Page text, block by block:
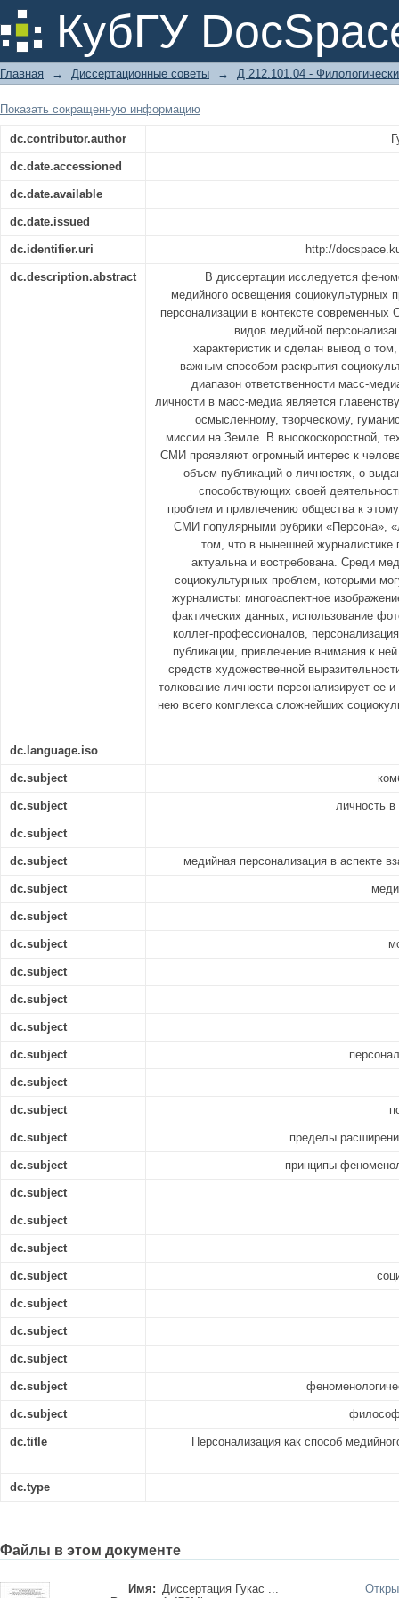
КубГУ
Персонализация как способ
Главная → Диссертационные советы → Д 212.101.04 -
Показать сокращенную информацию
dc.contributor.author
dc.date.accessioned
dc.date.available
dc.date.issued
dc.identifier.uri http://
dc.description.abstract
В диссертации исследуется
медийного освещения социокультурных
персонализации в контексте
видов медийной
характеристик и сделан вывод о
важным способом раскрытия
диапазон ответственности масс-
личности в масс-медиа является
осмысленному, творческому,
миссии на Земле. В высокоскоростной,
СМИ проявляют огромный интерес к
объем публикаций о личностях, о
способствующих своей
проблем и привлечению общества к
СМИ популярными рубрики «Персона»,
том, что в нынешней журналистике
актуальна и востребована. Среди
социокультурных проблем, которыми
журналисты: многоаспектное
фактических данных, использование
коллег-профессионалов,
публикации, привлечение внимания к
средств художественной
толкование личности персонализирует ее
нею всего комплекса сложнейших
dc.language.iso
dc.subject
dc.subject личность в
dc.subject
dc.subject медийная персонализация в аспекте
dc.subject
dc.subject
dc.subject
dc.subject
dc.subject
dc.subject
dc.subject
dc.subject
dc.subject
dc.subject пределы
dc.subject принципы
dc.subject
dc.subject
dc.subject
dc.subject
dc.subject
dc.subject
dc.subject
dc.subject
dc.subject
dc.title Персонализация как способ
dc.type
Файлы в этом документе
Имя: Диссертация Гукас ...